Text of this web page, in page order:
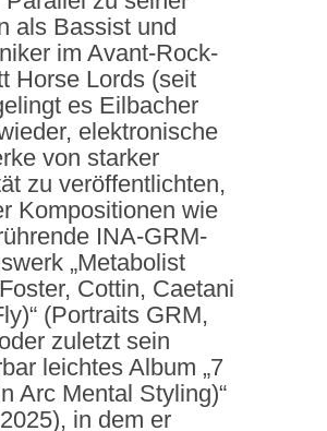
als Bassist und
im Avant-Rock-
Horse Lords (seit
es Eilbacher
elektronische
von starker
zu veröffentlichten,
Kompositionen wie
INA-GRM-
„Metabolist
Cottin, Caetani
(Portraits GRM,
zuletzt sein
leichtes Album „7
Arc Mental Styling)“
in dem er